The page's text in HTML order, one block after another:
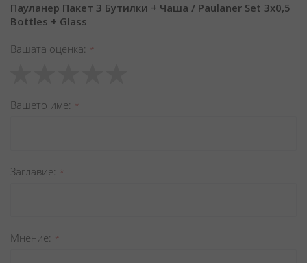
Пауланер Пакет 3 Бутилки + Чаша / Paulaner Set 3x0,5
Bottles + Glass
Вашата оценка
star
stars
stars
stars
stars
Вашето име
Заглавиe
Мнение